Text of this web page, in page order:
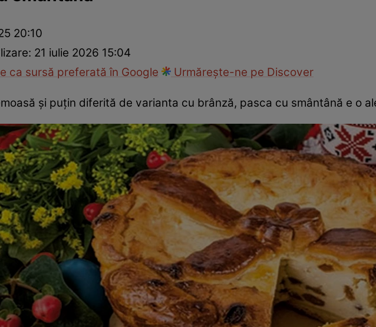
Rețete cu legume
20:10
21 iulie 2026 15:04
ca sursă preferată în Google
Urmărește-ne pe Discover
și puțin diferită de varianta cu brânză, pasca cu smântână e o